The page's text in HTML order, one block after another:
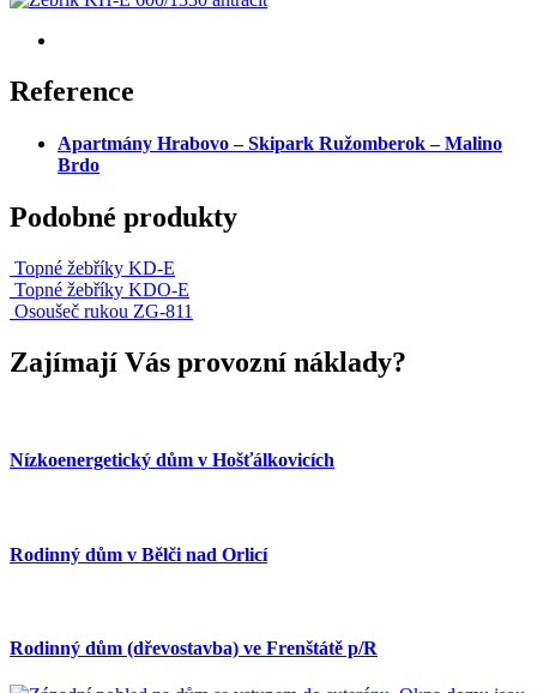
Reference
Apartmány Hrabovo – Skipark Ružomberok – Malino
Brdo
Podobné produkty
Topné žebříky KD-E
Topné žebříky KDO-E
Osoušeč rukou ZG-811
Zajímají Vás provozní náklady?
Nízkoenergetický dům v Hošťálkovicích
Rodinný dům v Bělči nad Orlicí
Rodinný dům (dřevostavba) ve Frenštátě p/R